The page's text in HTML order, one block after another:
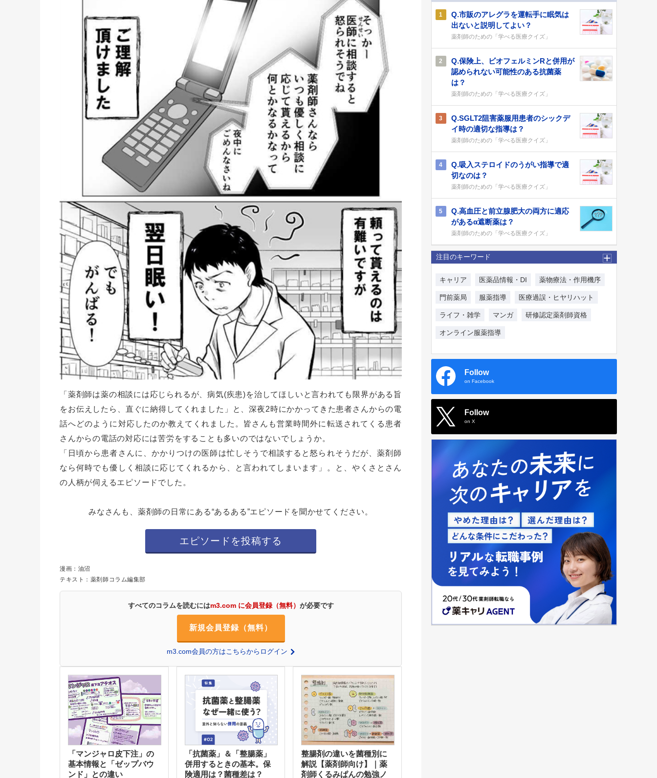
「薬剤師は薬の相談には応じられるが、病気(疾患)を治してほしいと言われても限界がある旨
をお伝えしたら、直ぐに納得してくれました」と、深夜2時にかかってきた患者さんからの電
話へどのように対応したのか教えてくれました。皆さんも営業時間外に転送されてくる患者
さんからの電話の対応には苦労をすることも多いのではないでしょうか。
「日頃から患者さんに、かかりつけの医師は忙しそうで相談すると怒られそうだが、薬剤師
なら何時でも優しく相談に応じてくれるから、と言われてしまいます」。と、やくさとさん
の人柄が伺えるエピソードでした。
みなさんも、薬剤師の日常にある“あるある”エピソードを聞かせてください。
エピソードを投稿する
漫画：油沼
テキスト：薬剤師コラム編集部
すべてのコラムを読むにはm3.com に会員登録（無料） が必要です
新規会員登録（無料）
m3.com会員の方はこちらからログイン
「マンジャロ皮下注」の
基本情報と「ゼップバウ
ンド」との違い
「抗菌薬」＆「整腸薬」
併用するときの基本。保
険適用は？菌種差は？
整腸剤の違いを菌種別に
解説【薬剤師向け】｜薬
剤師くるみぱんの勉強ノ
1
Q.市販のアレグラを運転手に眠気は
出ないと説明してよい？
薬剤師のための「学べる医療クイズ」
2
Q.保険上、ビオフェルミンRと併用が
認められない可能性のある抗菌薬
は？
薬剤師のための「学べる医療クイズ」
3
Q.SGLT2阻害薬服用患者のシックデ
イ時の適切な指導は？
薬剤師のための「学べる医療クイズ」
4
Q.吸入ステロイドのうがい指導で適
切なのは？
薬剤師のための「学べる医療クイズ」
5
Q.高血圧と前立腺肥大の両方に適応
があるα遮断薬は？
薬剤師のための「学べる医療クイズ」
注目のキーワード
キャリア 医薬品情報・DI 薬物療法・作用機序
門前薬局 服薬指導 医療過誤・ヒヤリハット
ライフ・雑学 マンガ 研修認定薬剤師資格
オンライン服薬指導
Follow
on Facebook
Follow
on X